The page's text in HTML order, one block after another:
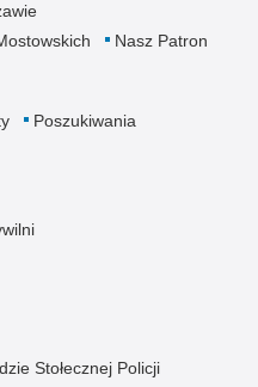
Nasz Patron
Poszukiwania
Stołecznej Policji